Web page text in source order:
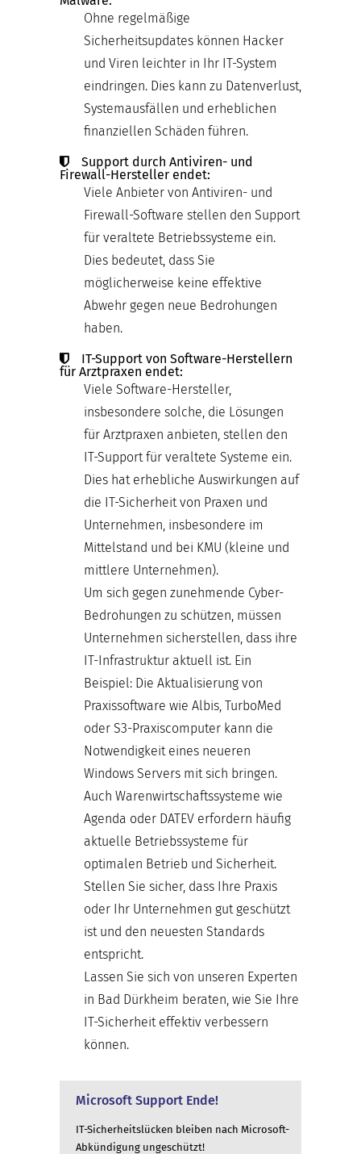
Ohne regelmäßige
Sicherheitsupdates können Hacker
und Viren leichter in Ihr IT-System
eindringen. Dies kann zu Datenverlust,
Systemausfällen und erheblichen
finanziellen Schäden führen.
Support durch Antiviren- und
Firewall-Hersteller endet:
Viele Anbieter von Antiviren- und
Firewall-Software stellen den Support
für veraltete Betriebssysteme ein.
Dies bedeutet, dass Sie
möglicherweise keine effektive
Abwehr gegen neue Bedrohungen
haben.
IT-Support von Software-Herstellern
für Arztpraxen endet:
Viele Software-Hersteller,
insbesondere solche, die Lösungen
für Arztpraxen anbieten, stellen den
IT-Support für veraltete Systeme ein.
Dies hat erhebliche Auswirkungen auf
die IT-Sicherheit von Praxen und
Unternehmen, insbesondere im
Mittelstand und bei KMU (kleine und
mittlere Unternehmen).
Um sich gegen zunehmende Cyber-
Bedrohungen zu schützen, müssen
Unternehmen sicherstellen, dass ihre
IT-Infrastruktur aktuell ist. Ein
Beispiel: Die Aktualisierung von
Praxissoftware wie Albis, TurboMed
oder S3-Praxiscomputer kann die
Notwendigkeit eines neueren
Windows Servers mit sich bringen.
Auch Warenwirtschaftssysteme wie
Agenda oder DATEV erfordern häufig
aktuelle Betriebssysteme für
optimalen Betrieb und Sicherheit.
Stellen Sie sicher, dass Ihre Praxis
oder Ihr Unternehmen gut geschützt
ist und den neuesten Standards
entspricht.
Lassen Sie sich von unseren Experten
in Bad Dürkheim beraten, wie Sie Ihre
IT-Sicherheit effektiv verbessern
können.
Microsoft Support Ende!
IT-Sicherheitslücken bleiben nach Microsoft-
Abkündigung ungeschützt!